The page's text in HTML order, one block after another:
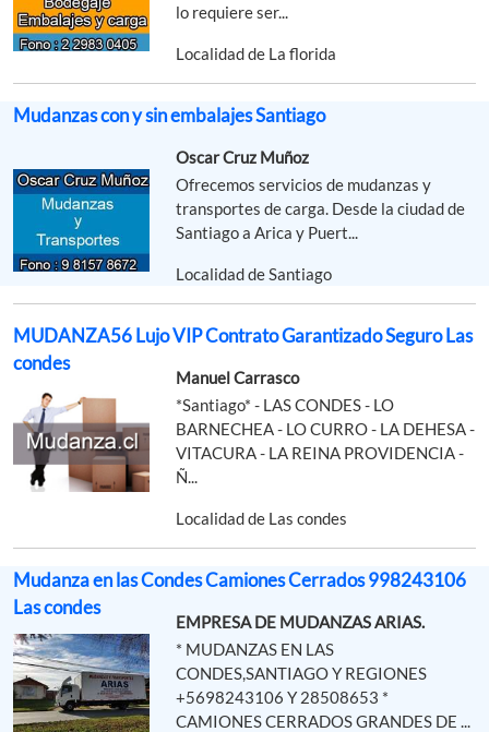
lo requiere ser...
Localidad de La florida
Mudanzas con y sin embalajes Santiago
Oscar Cruz Muñoz
Ofrecemos servicios de mudanzas y
transportes de carga. Desde la ciudad de
Santiago a Arica y Puert...
Localidad de Santiago
MUDANZA56 Lujo VIP Contrato Garantizado Seguro Las
condes
Manuel Carrasco
*Santiago* - LAS CONDES - LO
BARNECHEA - LO CURRO - LA DEHESA -
VITACURA - LA REINA PROVIDENCIA -
Ñ...
Localidad de Las condes
Mudanza en las Condes Camiones Cerrados 998243106
Las condes
EMPRESA DE MUDANZAS ARIAS.
* MUDANZAS EN LAS
CONDES,SANTIAGO Y REGIONES
+5698243106 Y 28508653 *
CAMIONES CERRADOS GRANDES DE ...